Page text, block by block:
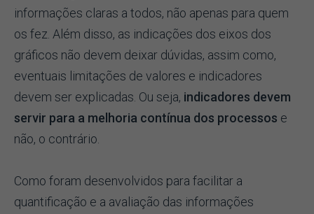
informações claras a todos, não apenas para quem
os fez. Além disso, as indicações dos eixos dos
gráficos não devem deixar dúvidas, assim como,
eventuais limitações de valores e indicadores
devem ser explicadas. Ou seja, indicadores devem
servir para a melhoria contínua dos processos e
não, o contrário.
Como foram desenvolvidos para facilitar a
quantificação e a avaliação das informações